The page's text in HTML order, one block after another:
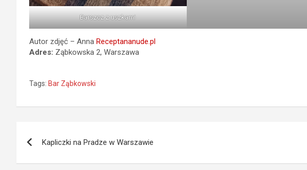
Barszcz z uszkami
Autor zdjęć – Anna Receptananude.pl
Adres: Ząbkowska 2, Warszawa
Tags: Bar Ząbkowski
wpisu
Kapliczki na Pradze w Warszawie